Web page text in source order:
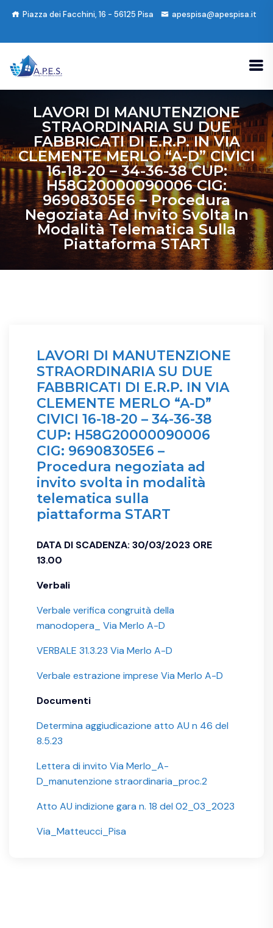
Piazza dei Facchini, 16 - 56125 Pisa apespisa@apespisa.it
LAVORI DI MANUTENZIONE
STRAORDINARIA SU DUE
FABBRICATI DI E.R.P. IN VIA
CLEMENTE MERLO “A-D” CIVICI
16-18-20 – 34-36-38 CUP:
H58G20000090006 CIG:
96908305E6 – Procedura
Negoziata Ad Invito Svolta In
Modalità Telematica Sulla
Piattaforma START
LAVORI DI MANUTENZIONE
STRAORDINARIA SU DUE
FABBRICATI DI E.R.P. IN VIA
CLEMENTE MERLO “A-D”
CIVICI 16-18-20 – 34-36-38
CUP: H58G20000090006
CIG: 96908305E6 –
Procedura negoziata ad
invito svolta in modalità
telematica sulla
piattaforma START
DATA DI SCADENZA: 30/03/2023 ORE
13.00
Verbali
Verbale verifica congruità della
manodopera_ Via Merlo A-D
VERBALE 31.3.23 Via Merlo A-D
Verbale estrazione imprese Via Merlo A-D
Documenti
Determina aggiudicazione atto AU n 46 del
8.5.23
Lettera di invito Via Merlo_A-
D_manutenzione straordinaria_proc.2
Atto AU indizione gara n. 18 del 02_03_2023
Via_Matteucci_Pisa